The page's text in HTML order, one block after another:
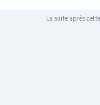
La suite après